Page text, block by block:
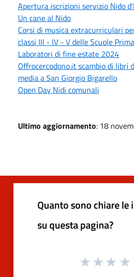
Apertura iscrizioni servizio Nido
Un cane al Nido
Corsi di musica extracurriculari
classi III - IV - V delle Scuole
Laboratori di fine estate 2024
Offrocercodono.it scambio di libri
media a San Giorgio Bigarello
Open Day Nidi comunali
Ultimo aggiornamento: 18
Quanto sono chiare
su questa pagina?